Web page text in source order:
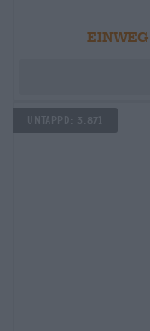
EINWEG
Untappd: 3.871